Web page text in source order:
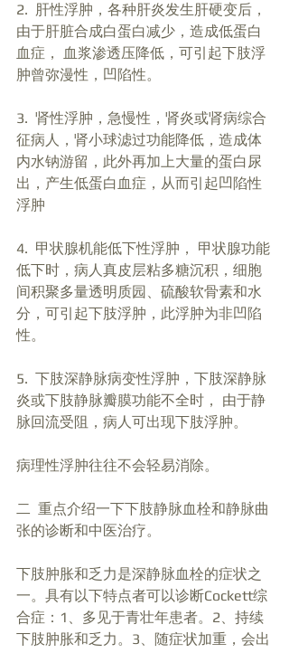
2.  肝性浮肿，各种肝炎发生肝硬变后，
由于肝脏合成白蛋白减少，造成低蛋白
血症， 血浆渗透压降低，可引起下肢浮
肿曾弥漫性，凹陷性。
3.  肾性浮肿，急慢性，肾炎或肾病综合
征病人，肾小球滤过功能降低，造成体
内水钠游留，此外再加上大量的蛋白尿
出，产生低蛋白血症，从而引起凹陷性
浮肿
4.  甲状腺机能低下性浮肿， 甲状腺功能
低下时，病人真皮层粘多糖沉积，细胞
间积聚多量透明质园、硫酸软骨素和水
分，可引起下肢浮肿，此浮肿为非凹陷
性。
5.  下肢深静脉病变性浮肿，下肢深静脉
炎或下肢静脉瓣膜功能不全时， 由于静
脉回流受阻，病人可出现下肢浮肿。
病理性浮肿往往不会轻易消除。
二  重点介绍一下下肢静脉血栓和静脉曲
张的诊断和中医治疗。
下肢肿胀和乏力是深静脉血栓的症状之
一。具有以下特点者可以诊断Cockett综
合症：1、多见于青壮年患者。2、持续
下肢肿胀和乏力。3、随症状加重，会出